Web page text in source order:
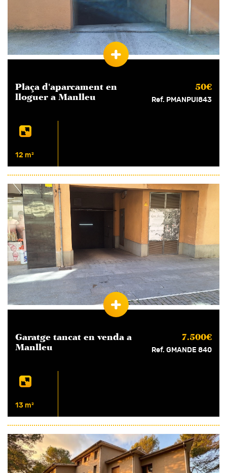
Plaça d'aparcament en
lloguer a Manlleu
50€
Ref. PMANPUI843
12 m²
Garatge tancat en venda a
Manlleu
7.500€
Ref. GMANDE 840
13 m²